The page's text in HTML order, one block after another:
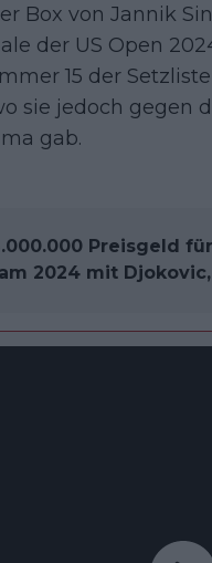
Box von Jannik
der US Open
15 der
sie jedoch gegen
gab.
Preisgeld
2024 mit